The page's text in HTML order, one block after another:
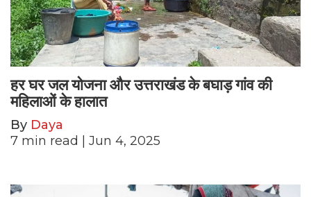
हर घर जल योजना और उत्तराखंड के बघाड़ गांव की
महिलाओं के हालात
By Daya
7 min read | Jun 4, 2025